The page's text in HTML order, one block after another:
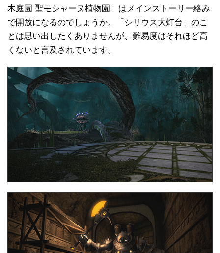
木庭園 聖モシャーヌ植物園」はメインストーリー絡み
で開放になるのでしょうか。「シリウス大灯台」のこ
とは思い出したくありませんが、難易度はそれほど高
くないと言及されています。